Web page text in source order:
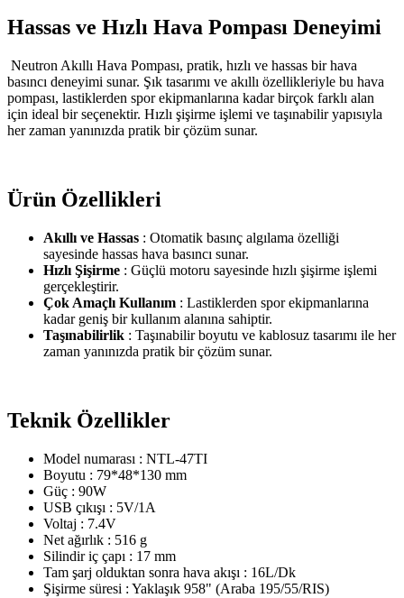
Hassas ve Hızlı Hava Pompası Deneyimi
Neutron Akıllı Hava Pompası, pratik, hızlı ve hassas bir hava
basıncı deneyimi sunar. Şık tasarımı ve akıllı özellikleriyle bu hava
pompası, lastiklerden spor ekipmanlarına kadar birçok farklı alan
için ideal bir seçenektir. Hızlı şişirme işlemi ve taşınabilir yapısıyla
her zaman yanınızda pratik bir çözüm sunar.
Ürün Özellikleri
Akıllı ve Hassas : Otomatik basınç algılama özelliği
sayesinde hassas hava basıncı sunar.
Hızlı Şişirme : Güçlü motoru sayesinde hızlı şişirme işlemi
gerçekleştirir.
Çok Amaçlı Kullanım : Lastiklerden spor ekipmanlarına
kadar geniş bir kullanım alanına sahiptir.
Taşınabilirlik : Taşınabilir boyutu ve kablosuz tasarımı ile her
zaman yanınızda pratik bir çözüm sunar.
Teknik Özellikler
Model numarası : NTL-47TI
Boyutu : 79*48*130 mm
Güç : 90W
USB çıkışı : 5V/1A
Voltaj : 7.4V
Net ağırlık : 516 g
Silindir iç çapı : 17 mm
Tam şarj olduktan sonra hava akışı : 16L/Dk
Şişirme süresi : Yaklaşık 958" (Araba 195/55/RIS)